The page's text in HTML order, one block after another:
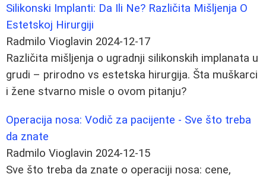
Silikonski Implanti: Da Ili Ne? Različita Mišljenja O
Estetskoj Hirurgiji
Radmilo Vioglavin 2024-12-17
Različita mišljenja o ugradnji silikonskih implanata u
grudi – prirodno vs estetska hirurgija. Šta muškarci
i žene stvarno misle o ovom pitanju?
Operacija nosa: Vodič za pacijente - Sve što treba
da znate
Radmilo Vioglavin 2024-12-15
Sve što treba da znate o operaciji nosa: cene,